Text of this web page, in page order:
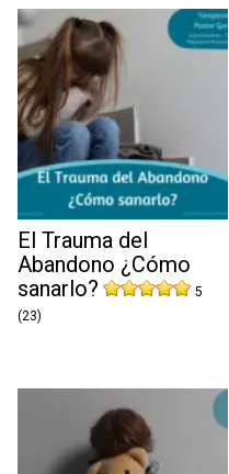
El Trauma del
Abandono ¿Cómo
sanarlo?
5
(23)